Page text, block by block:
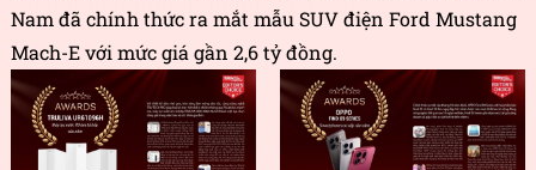
Nam đã chính thức ra mắt mẫu SUV điện Ford Mustang
Mach-E với mức giá gần 2,6 tỷ đồng.